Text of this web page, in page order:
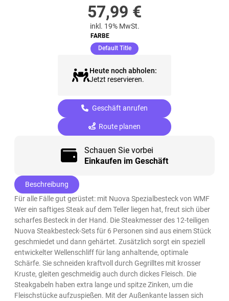
57,99 €
inkl. 19% MwSt.
FARBE
Default Title(ausgewählt)
Heute noch abholen:
Jetzt reservieren.
Geschäft anrufen
Route planen
Schauen Sie vorbei
Einkaufen im Geschäft
Beschreibung
Für alle Fälle gut gerüstet: mit Nuova Spezialbesteck von WMF
Wer ein saftiges Steak auf dem Teller liegen hat, freut sich über
scharfes Besteck in der Hand. Die Steakmesser des 12-teiligen
Nuova Steakbesteck-Sets für 6 Personen sind aus einem Stück
geschmiedet und dann gehärtet. Zusätzlich sorgt ein speziell
entwickelter Wellenschliff für lang anhaltende, optimale
Schärfe. Sie schneiden kraftvoll durch Gegrilltes mit krosser
Kruste, gleiten geschmeidig auch durch dickes Fleisch. Die
Steakgabeln haben extra lange und spitze Zinken, um die
Fleischstücke aufzuspießen. Mit der Außenkante lassen sich